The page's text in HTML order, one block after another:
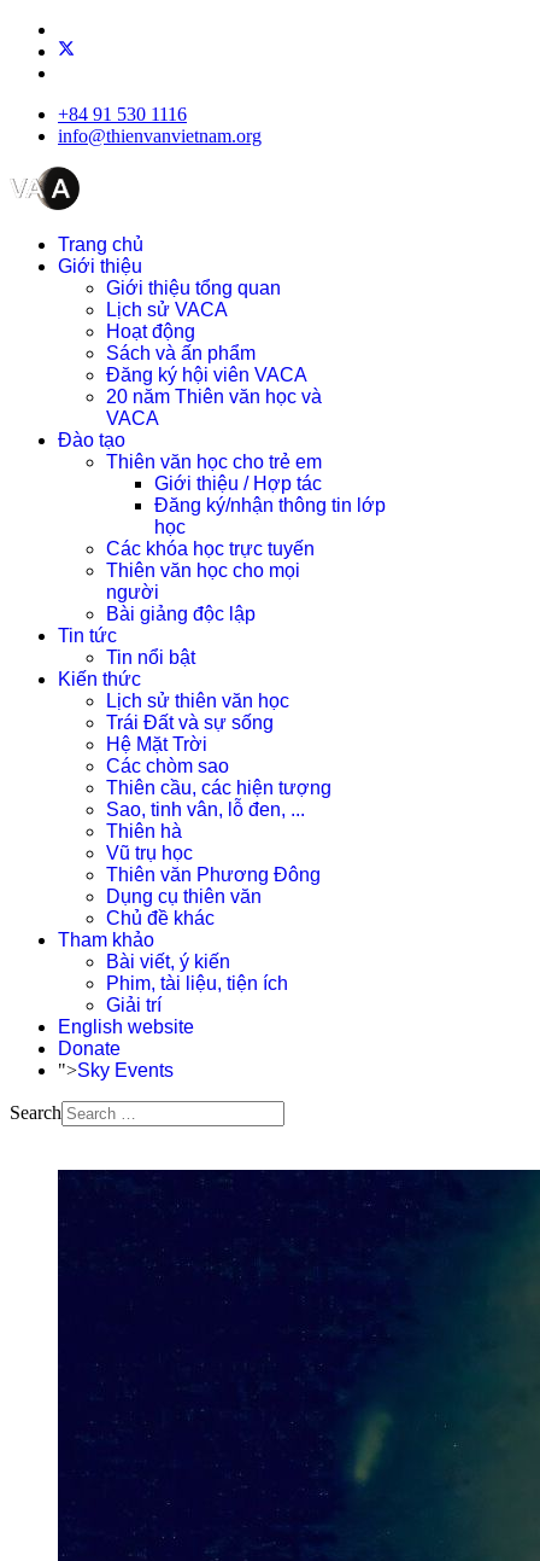
+84 91 530 1116
info@thienvanvietnam.org
Trang chủ
Giới thiệu
Giới thiệu tổng quan
Lịch sử VACA
Hoạt động
Sách và ấn phẩm
Đăng ký hội viên VACA
20 năm Thiên văn học và
VACA
Đào tạo
Thiên văn học cho trẻ em
Giới thiệu / Hợp tác
Đăng ký/nhận thông tin lớp
học
Các khóa học trực tuyến
Thiên văn học cho mọi
người
Bài giảng độc lập
Tin tức
Tin nổi bật
Kiến thức
Lịch sử thiên văn học
Trái Đất và sự sống
Hệ Mặt Trời
Các chòm sao
Thiên cầu, các hiện tượng
Sao, tinh vân, lỗ đen, ...
Thiên hà
Vũ trụ học
Thiên văn Phương Đông
Dụng cụ thiên văn
Chủ đề khác
Tham khảo
Bài viết, ý kiến
Phim, tài liệu, tiện ích
Giải trí
English website
Donate
">Sky Events
Search